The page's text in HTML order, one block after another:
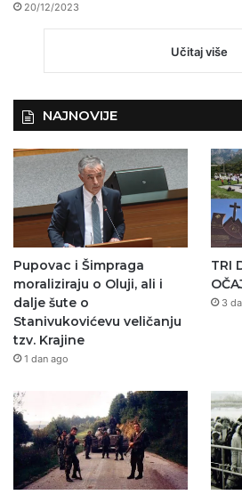
20/12/2023
Učitaj više
NAJNOVIJE
Pupovac i Šimpraga
moraliziraju o Oluji, ali i
dalje šute o
Stanivukovićevu veličanju
tzv. Krajine
1 dan ago
TRI
3